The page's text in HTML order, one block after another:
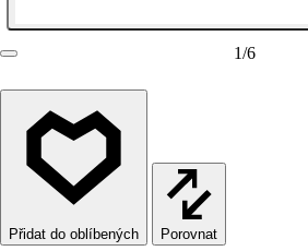
1/6
Porovnat